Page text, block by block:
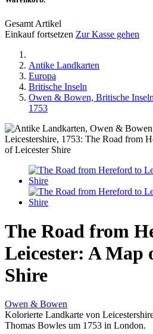
Gesamt Artikel
Einkauf fortsetzen Zur Kasse gehen
Antike Landkarten
Europa
Britische Inseln
Owen & Bowen, Britische
1753
The Road from
Leicester: A Map
Shire
Owen & Bowen
Kolorierte Landkarte von
Thomas Bowles um 1753 in London.